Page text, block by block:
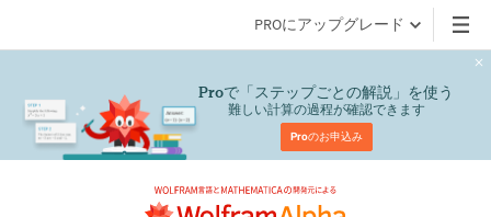
PROにアップグレード
Proで「ステップごとの解説」を使う
難しい計算の過程が確認できます
Proのお申込み